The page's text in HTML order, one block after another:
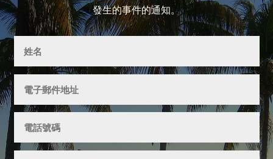
發生的事件的通知。